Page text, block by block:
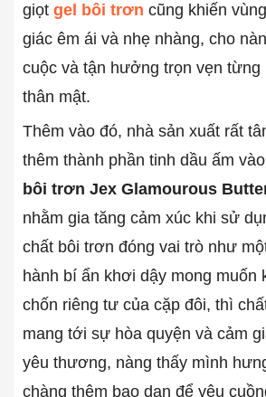
giọt gel bôi trơn cũng khiến
giác êm ái và nhẹ nhàng, cho
cuộc và tận hưởng trọn vẹn từng
thân mật.
Thêm vào đó, nhà sản xuất rất
thêm thành phần tinh dầu ấm
bôi trơn Jex Glamourous
nhằm gia tăng cảm xúc khi sử
chất bôi trơn đóng vai trò như
hành bí ẩn khơi dậy mong muốn
chốn riêng tư của cặp đôi, thì
mang tới sự hòa quyện và cảm
yêu thương, nàng thấy mình
chàng thêm bạo dạn để yêu